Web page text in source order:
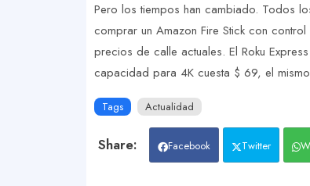
Pero los tiempos han cambiado. Todos
comprar un Amazon Fire Stick con
precios de calle actuales. El Roku
capacidad para 4K cuesta $ 69, el
Tags Actualidad
Facebook Twitter